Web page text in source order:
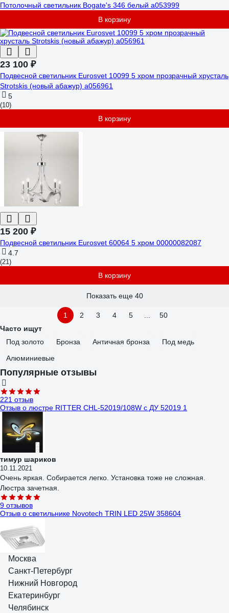
Потолочный светильник Bogate's 346 белый a053999
В корзину
23 100 ₽
Подвесной светильник Eurosvet 10099 5 хром прозрачный хрусталь
Strotskis (новый абажур) a056961
5
(10)
В корзину
15 200 ₽
Подвесной светильник Eurosvet 60064 5 хром 00000082087
4.7
(21)
В корзину
Показать еще 40
1 2 3 4 5
50
Часто ищут
Под золото
Бронза Античная бронза
Под медь
Алюминиевые
Популярные отзывы
221 отзыв
Отзыв о люстре RITTER CHL-52019/108W с ДУ 52019 1
тимур шариков
10.11.2021
Очень яркая. Собирается легко. Установка тоже не сложная.
Люстра зачетная.
9 отзывов
Отзыв о светильнике Novotech TRIN LED 25W 358604
20.12.2023
Добротный светильник.
251 отзыв
Отзыв о люстре RITTER ROLO с ДУ 52Вт, 2700К/4200К/6400К,
Москва
Санкт-Петербург
Нижний Новгород
Екатеринбург
Челябинск